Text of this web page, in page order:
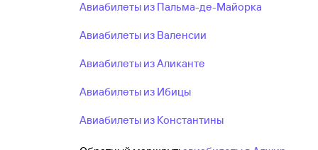
Авиабилеты из Пальма-де-Майорка
Авиабилеты из Валенсии
Авиабилеты из Аликанте
Авиабилеты из Ибицы
Авиабилеты из Константины